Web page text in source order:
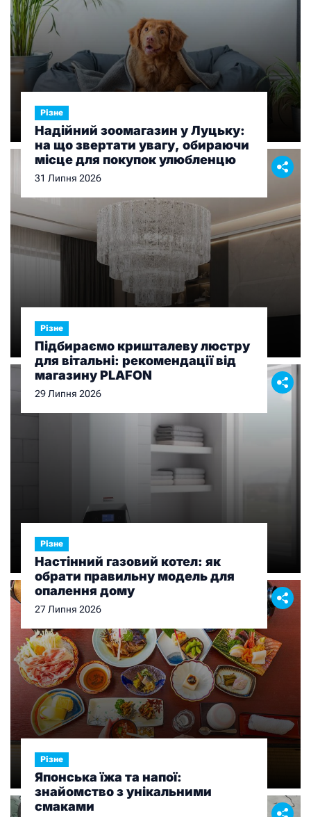
Різне
Надійний зоомагазин у Луцьку:
на що звертати увагу, обираючи
місце для покупок улюбленцю
31 Липня 2026
Різне
Підбираємо кришталеву люстру
для вітальні: рекомендації від
магазину PLAFON
29 Липня 2026
Різне
Настінний газовий котел: як
обрати правильну модель для
опалення дому
27 Липня 2026
Різне
Японська їжа та напої:
знайомство з унікальними
смаками